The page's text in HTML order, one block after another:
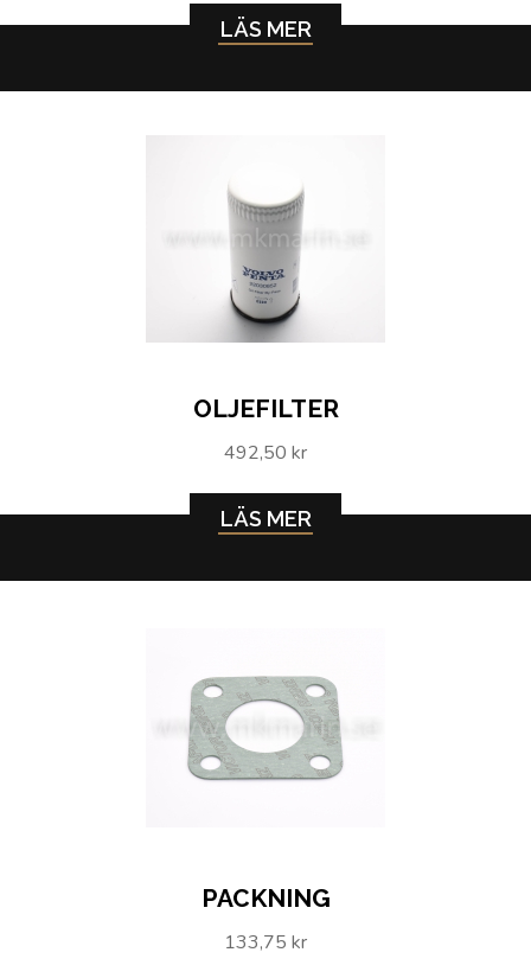
LÄS MER
OLJEFILTER
492,50 kr
LÄS MER
PACKNING
133,75 kr